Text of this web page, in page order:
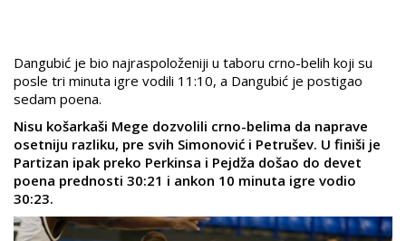
Dangubić je bio najraspoloženiji u taboru crno-belih koji su
posle tri minuta igre vodili 11:10, a Dangubić je postigao
sedam poena.
Nisu košarkaši Mege dozvolili crno-belima da naprave
osetniju razliku, pre svih Simonović i Petrušev. U finiši je
Partizan ipak preko Perkinsa i Pejdža došao do devet
poena prednosti 30:21 i ankon 10 minuta igre vodio
30:23.